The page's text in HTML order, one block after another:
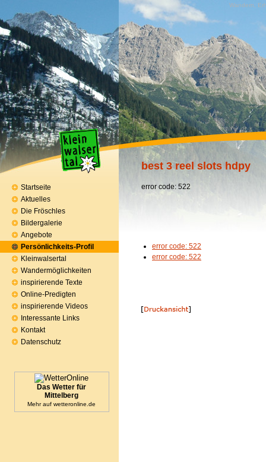
Wandern,
best 3 reel slots hdpy
error code: 522
error code: 522
error code: 522
Startseite
Aktuelles
Die Fröschles
Bildergalerie
Angebote
Persönlichkeits-Profil
Kleinwalsertal
Wandermöglichkeiten
inspirierende Texte
Online-Predigten
inspirierende Videos
Interessante Links
Kontakt
Datenschutz
Das Wetter für
Mittelberg
Mehr auf wetteronline.de